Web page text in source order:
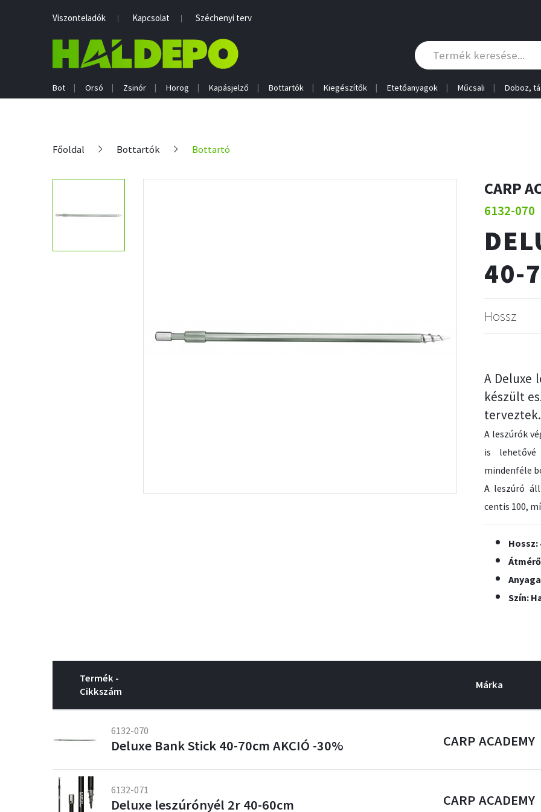
Viszonteladók Kapcsolat Széchenyi terv
Bot Orsó Zsinór Horog Kapásjelző Bottartók Kiegészítők Etetőanyagok Műcsali Doboz,
Főoldal Bottartók Bottartó
CARP
6132-070
40-
Hossz
A Deluxe
készült
terveztek.
A leszúrók
is
mindenféle
A leszúró
centis 100,
Hossz:
Szín:
Termék -
Cikkszám
Márka
6132-070
Deluxe Bank Stick 40-70cm AKCIÓ -30% CARP ACADEMY
6132-071
Deluxe leszúrónyél 2r 40-60cm CARP ACADEMY